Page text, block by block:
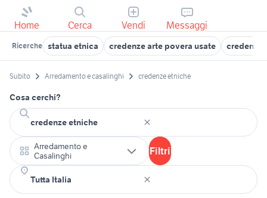
Home Cerca Vendi Messaggi
Ricerche statua etnica credenze arte povera usate credenza
Subito Arredamento e casalinghi credenze etniche
Cosa cerchi?
Arredamento e
Casalinghi
Filtri